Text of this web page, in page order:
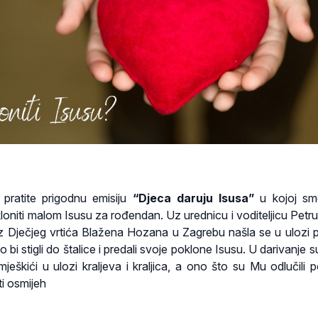
prigodnu emisiju “Djeca daruju Isusa” u kojoj
malom Isusu za rođendan. Uz urednicu i voditeljicu
Dječjeg vrtića Blažena Hozana u Zagrebu našla se u ulozi
bi stigli do štalice i predali svoje poklone Isusu. U darivanje
u ulozi kraljeva i kraljica, a ono što su Mu odlučili
osmijeh